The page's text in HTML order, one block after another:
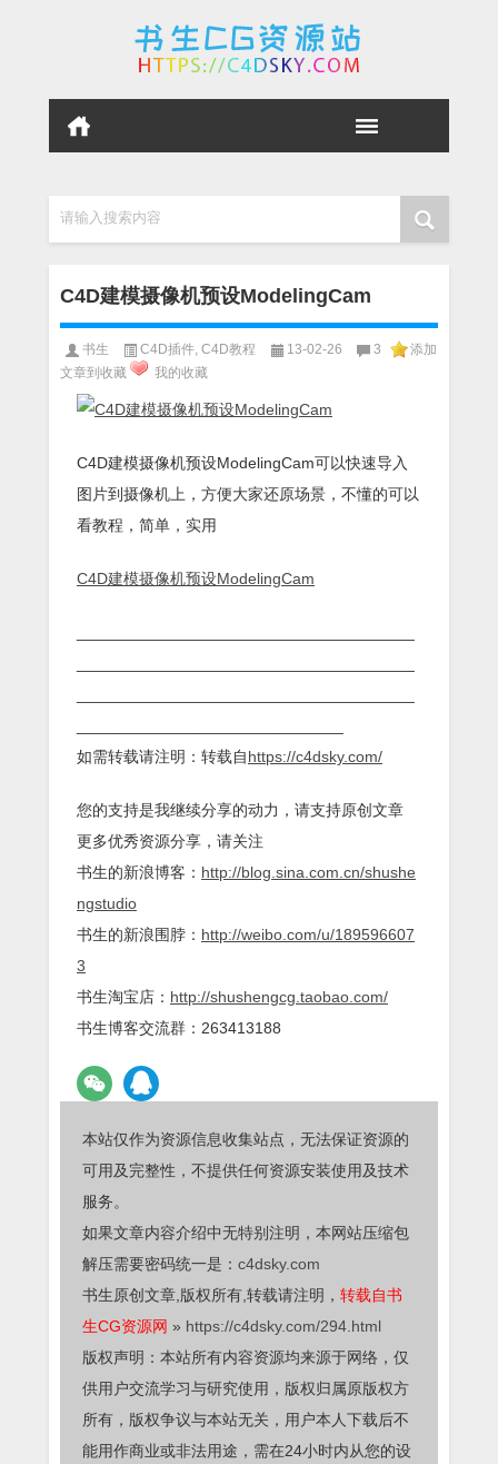
请输入搜索内容
C4D建模摄像机预设ModelingCam
书生 C4D插件 C4D教程 13-02-26 3
添加
文章到收藏
我的收藏
C4D建模摄像机预设ModelingCam可以快速导入
图片到摄像机上，方便大家还原场景，不懂的可以
看教程，简单，实用
C4D建模摄像机预设ModelingCam
如需转载请注明：转载自https://c4dsky.com/
您的支持是我继续分享的动力，请支持原创文章
更多优秀资源分享，请关注
书生的新浪博客： http://blog.sina.com.cn/shushe
ngstudio
书生的新浪围脖： http://weibo.com/u/189596607
3
书生淘宝店： http://shushengcg.taobao.com/
书生博客交流群：263413188
本站仅作为资源信息收集站点，无法保证资源的
可用及完整性，不提供任何资源安装使用及技术
服务。
如果文章内容介绍中无特别注明，本网站压缩包
解压需要密码统一是： c4dsky.com
书生原创文章,版权所有,转载请注明， 转载自书
生CG资源网 » https://c4dsky.com/294.html
版权声明：本站所有内容资源均来源于网络，仅
供用户交流学习与研究使用，版权归属原版权方
所有，版权争议与本站无关，用户本人下载后不
能用作商业或非法用途，需在24小时内从您的设